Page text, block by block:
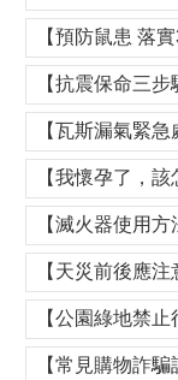
【預防鼠患 落
【抗震保命三
【瓦斯漏氣緊
【我懷孕了，
【滅火器使用
【天災前後應
【公園綠地禁
【常見購物詐